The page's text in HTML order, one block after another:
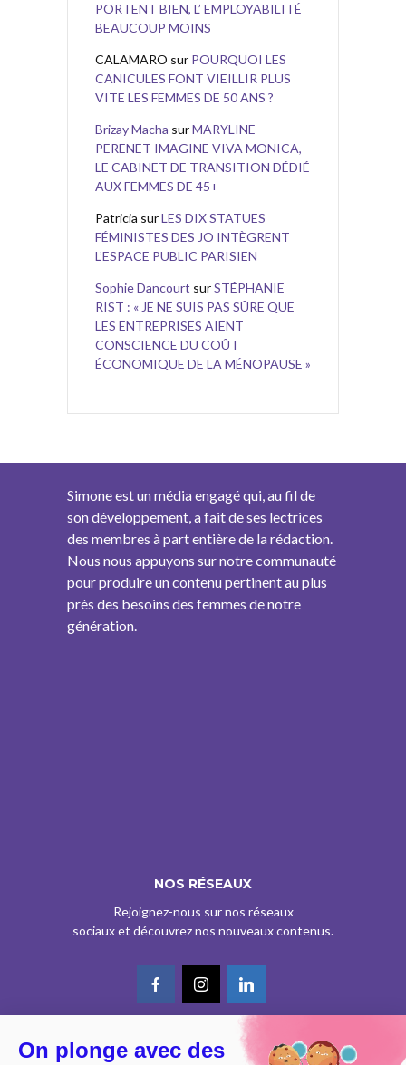
PORTENT BIEN, L’ EMPLOYABILITÉ
BEAUCOUP MOINS
CALAMARO sur POURQUOI LES
CANICULES FONT VIEILLIR PLUS
VITE LES FEMMES DE 50 ANS ?
Brizay Macha surMARYLINE
PERENET IMAGINE VIVA MONICA,
LE CABINET DE TRANSITION DÉDIÉ
AUX FEMMES DE 45+
Patricia surLES DIX STATUES
FÉMINISTES DES JO INTÈGRENT
L’ESPACE PUBLIC PARISIEN
Sophie Dancourt surSTÉPHANIE
RIST : « JE NE SUIS PAS SÛRE QUE
LES ENTREPRISES AIENT
CONSCIENCE DU COÛT
ÉCONOMIQUE DE LA MÉNOPAUSE »
Simone est un média engagé qui, au fil de
son développement, a fait de ses lectrices
des membres à part entière de la rédaction.
Nous nous appuyons sur notre communauté
pour produire un contenu pertinent au plus
près des besoins des femmes de notre
génération.
NOS RÉSEAUX
Rejoignez-nous sur nos réseaux
sociaux et découvrez nos nouveaux contenus.
On plonge avec des